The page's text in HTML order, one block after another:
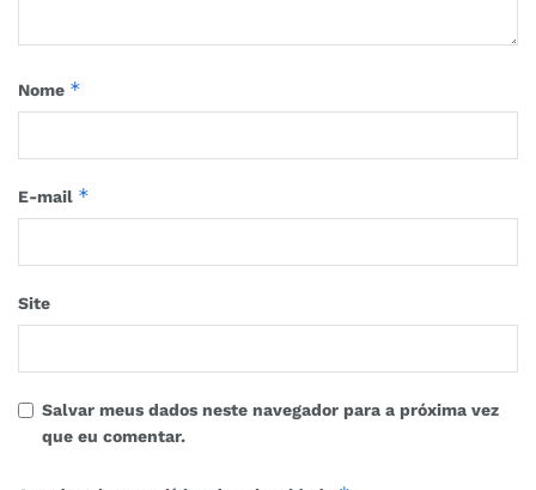
Nome *
E-mail *
Site
Salvar meus dados neste navegador para a próxima vez
que eu comentar.